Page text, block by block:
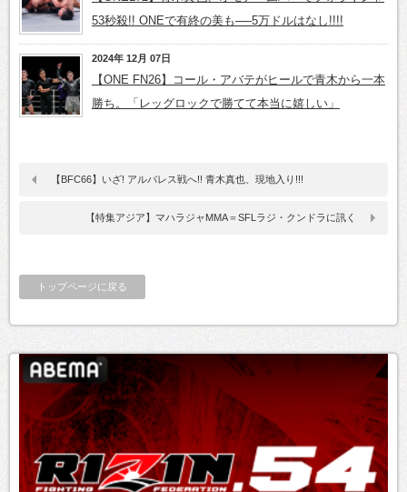
53秒殺!! ONEで有終の美も──5万ドルはなし!!!!
2024年 12月 07日
【ONE FN26】コール・アバテがヒールで青木から一本
勝ち。「レッグロックで勝てて本当に嬉しい」
【BFC66】いざ! アルバレス戦へ!! 青木真也、現地入り!!!
【特集アジア】マハラジャMMA＝SFLラジ・クンドラに訊く
トップページに戻る